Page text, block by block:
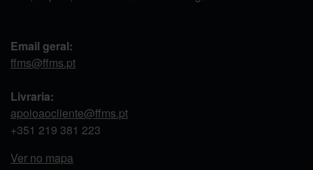
Email geral:
ffms@ffms.pt
Livraria:
apoioaocliente@ffms.pt
+351 219 381 223
Ver no mapa